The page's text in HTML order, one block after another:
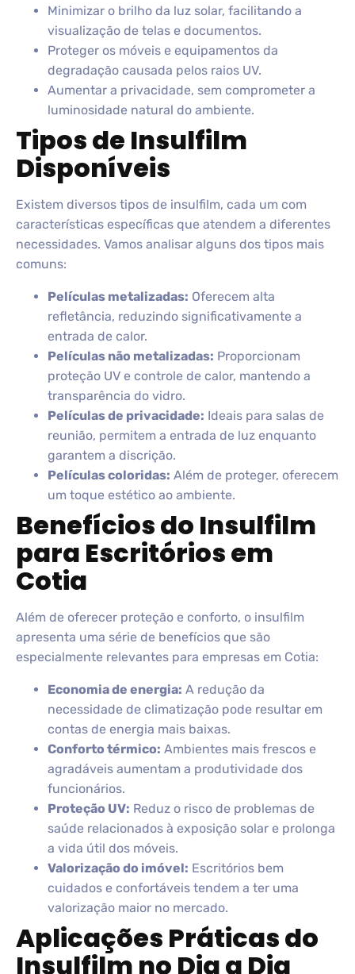
Minimizar o brilho da luz solar, facilitando a
visualização de telas e documentos.
Proteger os móveis e equipamentos da
degradação causada pelos raios UV.
Aumentar a privacidade, sem comprometer a
luminosidade natural do ambiente.
Tipos de Insulfilm
Disponíveis
Existem diversos tipos de insulfilm, cada um com
características específicas que atendem a diferentes
necessidades. Vamos analisar alguns dos tipos mais
comuns:
Películas metalizadas: Oferecem alta
refletância, reduzindo significativamente a
entrada de calor.
Películas não metalizadas: Proporcionam
proteção UV e controle de calor, mantendo a
transparência do vidro.
Películas de privacidade: Ideais para salas de
reunião, permitem a entrada de luz enquanto
garantem a discrição.
Películas coloridas: Além de proteger, oferecem
um toque estético ao ambiente.
Benefícios do Insulfilm
para Escritórios em
Cotia
Além de oferecer proteção e conforto, o insulfilm
apresenta uma série de benefícios que são
especialmente relevantes para empresas em Cotia:
Economia de energia: A redução da
necessidade de climatização pode resultar em
contas de energia mais baixas.
Conforto térmico: Ambientes mais frescos e
agradáveis aumentam a produtividade dos
funcionários.
Proteção UV: Reduz o risco de problemas de
saúde relacionados à exposição solar e prolonga
a vida útil dos móveis.
Valorização do imóvel: Escritórios bem
cuidados e confortáveis tendem a ter uma
valorização maior no mercado.
Aplicações Práticas do
Insulfilm no Dia a Dia